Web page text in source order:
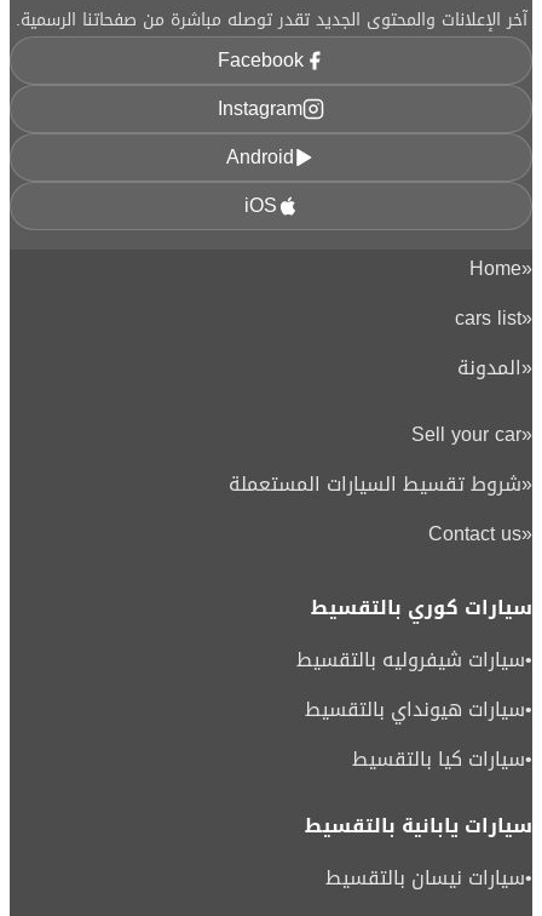
آخر الإعلانات والمحتوى الجديد تقدر توصله مباشرة من صفحاتنا الرسمية.
Facebook
Instagram
Android
iOS
«
Home
«
cars list
«المدونة
«
Sell your car
«شروط تقسيط السيارات المستعملة
«
Contact us
سيارات كوري بالتقسيط
•سيارات شيفروليه بالتقسيط
•سيارات هيونداي بالتقسيط
•سيارات كيا بالتقسيط
سيارات يابانية بالتقسيط
•سيارات نيسان بالتقسيط